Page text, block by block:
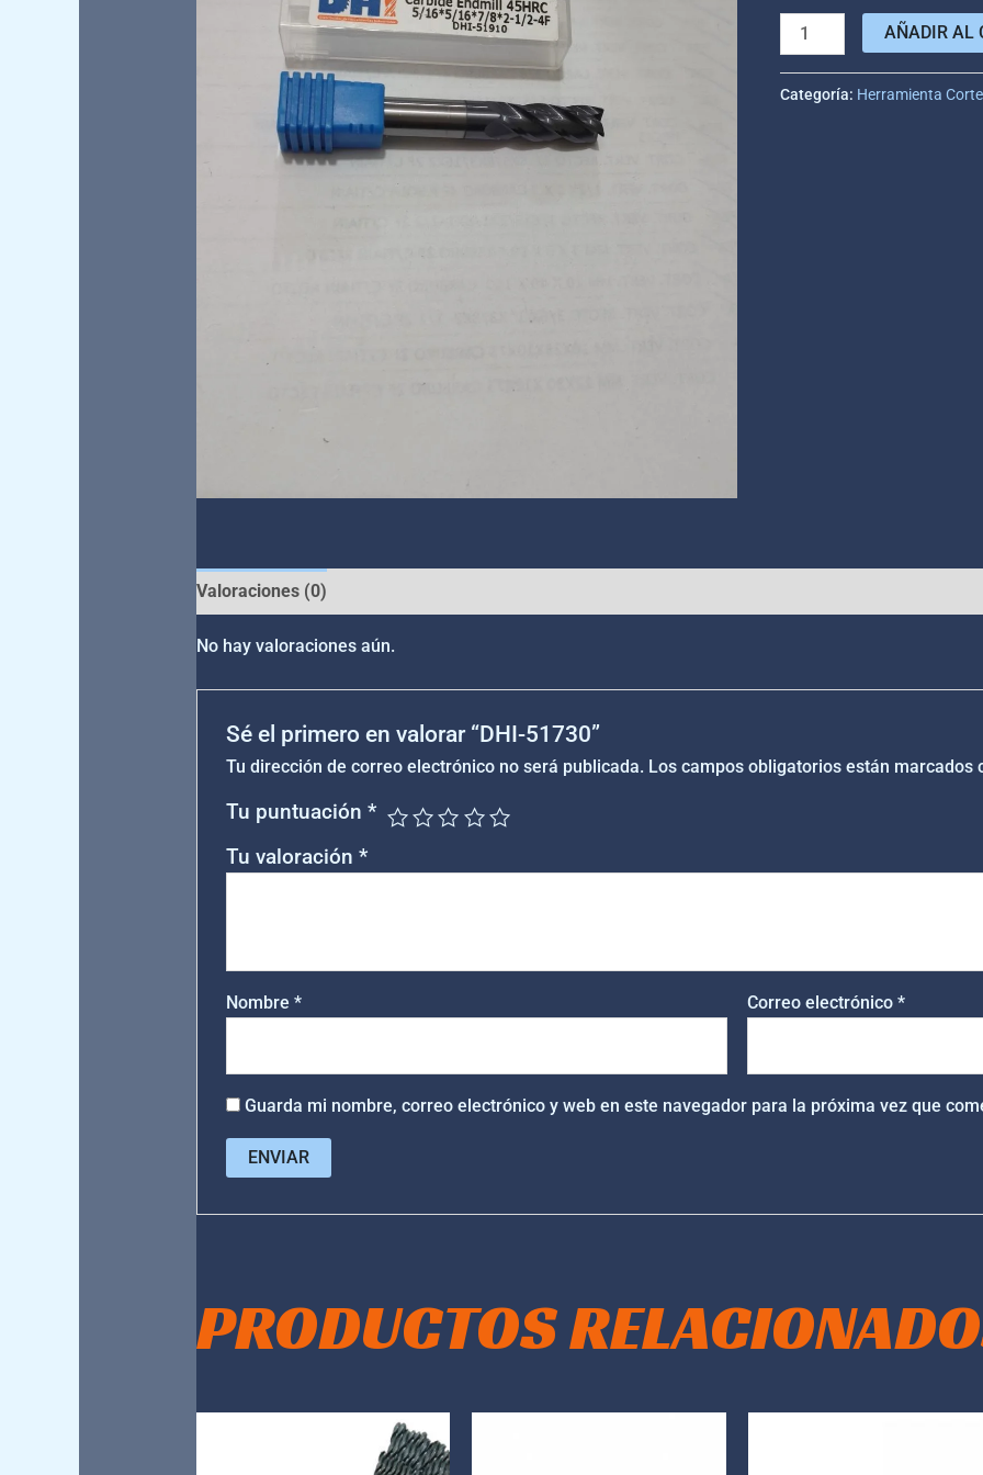
AÑADIR AL
Categoría: Herramienta Corte
Valoraciones (0)
No hay valoraciones aún.
Sé el primero en valorar “DHI-51730”
Tu dirección de correo electrónico no será publicada. Los campos obligatorios están marcados
Tu puntuación*
Tu valoración*
Nombre* Correo electrónico*
Guarda mi nombre, correo electrónico y web en este navegador para la próxima vez que
PRODUCTOS